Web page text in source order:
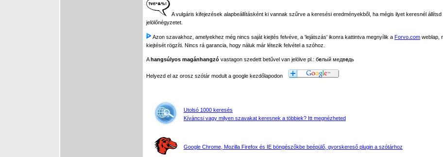
A vulgáris kifejezések alapbeállításként ki vannak szűrve a keresési eredményekből, ha mégis ilyet keresnél
jelölőnégyzetet.
Azon szavakhoz, amelyekhez még nincs saját kiejtés felvéve, a 'lejátszás' ikonra kattintva megnyílik a Forvo.com weblap,
kiejtését rögzíti. Nincs rá garancia, hogy náluk már létezik felvétel a szóhoz.
Ahangsúlyos magánhangzó vastagon szedett betűvel van jelölve pl.: белый медведь
Helyezd el az orosz szótár modult a google kezdőlapodon
Utolsó 1000 keresés
Kíváncsi vagy milyen szavakat keresnek a többiek? Itt megnézheted
Google Chrome, Mozilla Firefox és IE böngészőkbe beépülő, gyorskereső plugin a szótárhoz